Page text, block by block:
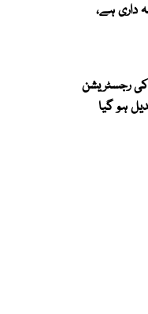
داری ہے،
طلبہ سے
رجسٹریشن
ہو گیا